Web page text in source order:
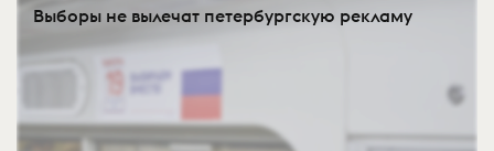
Выборы не вылечат петербургскую рекламу